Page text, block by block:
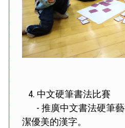
4. 中文硬筆書法比賽
- 推廣中文書法硬筆藝
潔優美的漢字。